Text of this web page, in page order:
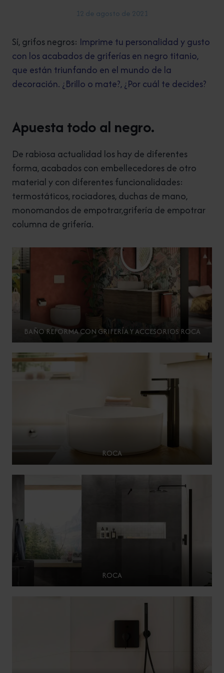
12 de agosto de 2021
Sí, grifos negros: Imprime tu personalidad y gusto
con los acabados de griferías en negro titanio,
que están triunfando en el mundo de la
decoración. ¿Brillo o mate?, ¿Por cuál te decides?
Apuesta todo al negro.
De rabiosa actualidad los hay de diferentes
forma, acabados con embellecedores de otro
material y con diferentes funcionalidades:
termostáticos, rociadores, duchas de mano,
monomandos de empotrar,grifería de empotrar
columna de grifería.
BAÑO REFORMA CON GRIFERÍA Y ACCESORIOS ROCA
ROCA
ROCA